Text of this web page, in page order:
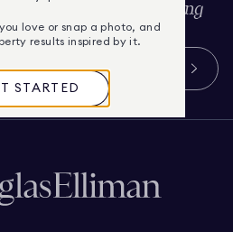
được tuyển chọn riêng
bạn.
love or snap a photo, and
results inspired by it.
STARTED